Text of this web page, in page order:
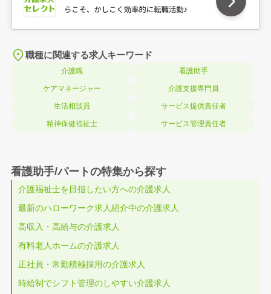
職種に関連する求人キーワード
介護職 看護助手
ケアマネージャー 介護支援専門員
生活相談員 サービス提供責任者
精神保健福祉士 サービス管理責任者
看護助手/パートの特集から探す
介護福祉士を目指したい方への介護求人
最新のハローワーク求人紹介中の介護求人
高収入・高給与の介護求人
有料老人ホームの介護求人
正社員・常勤積極採用の介護求人
時給制でシフト管理のしやすい介護求人